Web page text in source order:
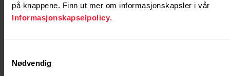
på knappene. Finn ut mer om informasjonskapsler i vår
Informasjonskapselpolicy.
Nødvendig